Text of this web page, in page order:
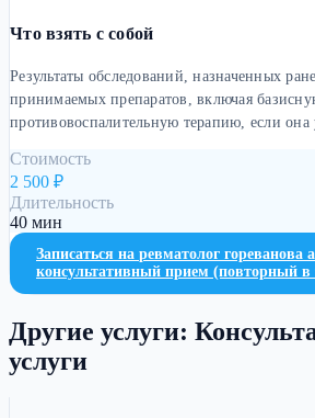
Что взять с собой
Результаты обследований, назначенных
принимаемых препаратов, включая
противовоспалительную терапию, если она
Стоимость
2 500 ₽
Длительность
40 мин
Записаться на ревматолог гореванова
консультативный прием (повторный в
Другие услуги:
услуги